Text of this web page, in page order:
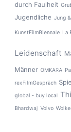
durch Faulheit
Jugendliche Jung
KunstFilmBiennale La
Leidenschaft
Männer OMKARA
rexFilmGespräch
global - buy local
Bhardwaj Volvo